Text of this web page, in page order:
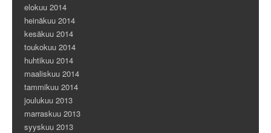
elokuu 2014
heinäkuu 2014
kesäkuu 2014
toukokuu 2014
huhtikuu 2014
maaliskuu 2014
tammikuu 2014
joulukuu 2013
marraskuu 2013
syyskuu 2013